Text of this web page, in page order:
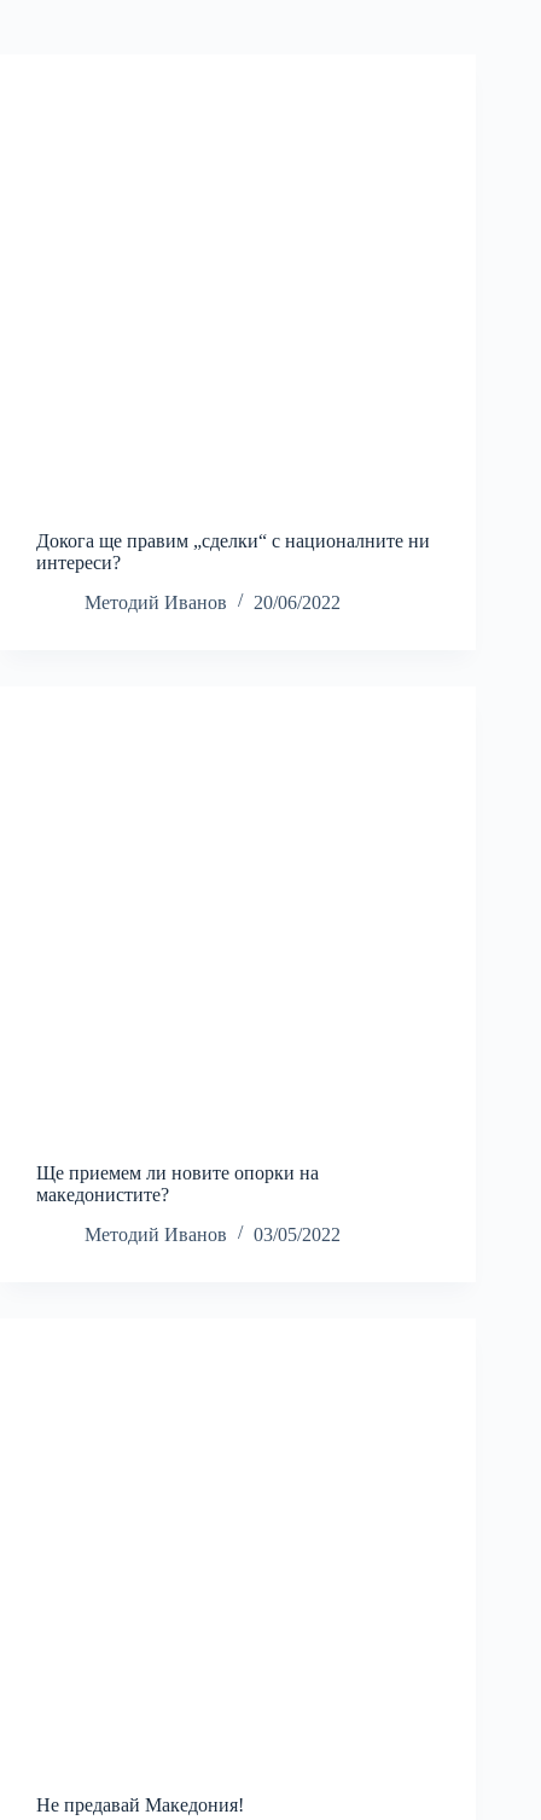
Докога ще правим „сделки“ с националните ни
интереси?
Методий Иванов
20/06/2022
Ще приемем ли новите опорки на
македонистите?
Методий Иванов
03/05/2022
Не предавай Македония!